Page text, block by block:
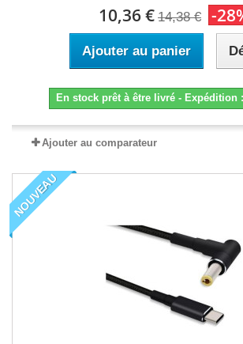
10,36 € 14,38 € -
Ajouter au panier
En stock prêt à être livré - Expédition
Ajouter au comparateur
NOUVEAU